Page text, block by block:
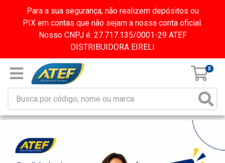
Para a sua segurança, não realizem depósitos ou
PIX em contas que não sejam a nossa conta oficial.
Nosso CNPJ é: 27.717.135/0001-29 ATEF
DISTRIBUIDORA EIRELI
0